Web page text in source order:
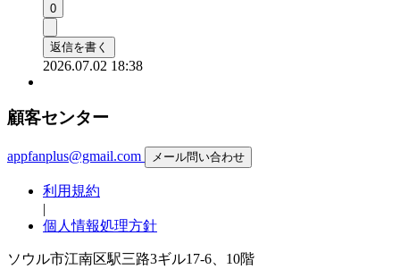
0
返信を書く
2026.07.02 18:38
顧客センター
appfanplus@gmail.com メール問い合わせ
利用規約
|
個人情報処理方針
ソウル市江南区駅三路3ギル17-6、10階